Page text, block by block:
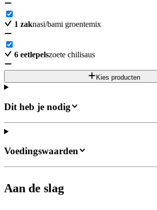
1 zaknasi/bami groentemix
6 eetlepelszoete chilisaus
Kies producten
Dit heb je nodig
Aan de slag
Voedingswaarden